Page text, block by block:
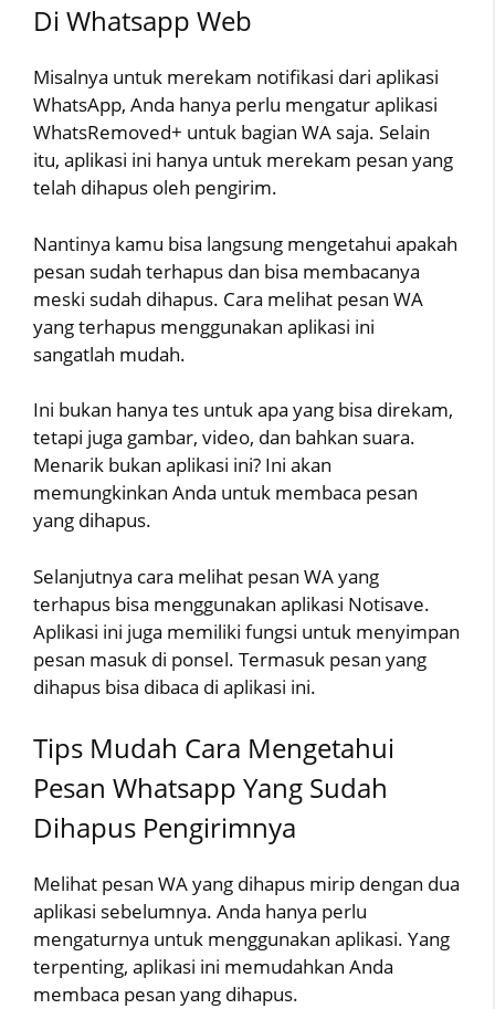
Di Whatsapp Web
Misalnya untuk merekam notifikasi dari aplikasi
WhatsApp, Anda hanya perlu mengatur aplikasi
WhatsRemoved+ untuk bagian WA saja. Selain
itu, aplikasi ini hanya untuk merekam pesan yang
telah dihapus oleh pengirim.
Nantinya kamu bisa langsung mengetahui apakah
pesan sudah terhapus dan bisa membacanya
meski sudah dihapus. Cara melihat pesan WA
yang terhapus menggunakan aplikasi ini
sangatlah mudah.
Ini bukan hanya tes untuk apa yang bisa direkam,
tetapi juga gambar, video, dan bahkan suara.
Menarik bukan aplikasi ini? Ini akan
memungkinkan Anda untuk membaca pesan
yang dihapus.
Selanjutnya cara melihat pesan WA yang
terhapus bisa menggunakan aplikasi Notisave.
Aplikasi ini juga memiliki fungsi untuk menyimpan
pesan masuk di ponsel. Termasuk pesan yang
dihapus bisa dibaca di aplikasi ini.
Tips Mudah Cara Mengetahui
Pesan Whatsapp Yang Sudah
Dihapus Pengirimnya
Melihat pesan WA yang dihapus mirip dengan dua
aplikasi sebelumnya. Anda hanya perlu
mengaturnya untuk menggunakan aplikasi. Yang
terpenting, aplikasi ini memudahkan Anda
membaca pesan yang dihapus.